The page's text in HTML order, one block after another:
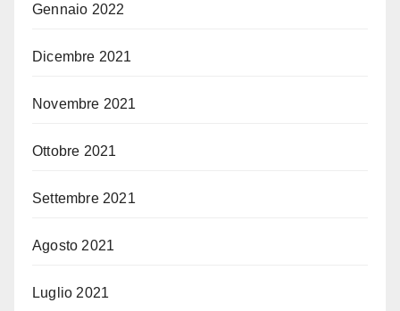
Gennaio 2022
Dicembre 2021
Novembre 2021
Ottobre 2021
Settembre 2021
Agosto 2021
Luglio 2021